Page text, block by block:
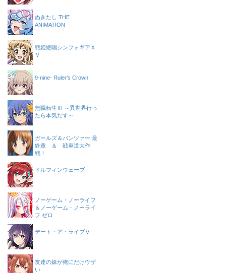
ぬきたし THE
ANIMATION
戦姫絶唱シンフォギアＸ
Ｖ
9-nine- Ruler’s Crown
無職転生Ⅲ ～異世界行っ
たら本気だす～
ガールズ＆パンツァー 最
終章 ＆ 戦車道大作
戦！
ドルフィンウェーブ
ノーゲーム・ノーライフ
＆ノーゲーム・ノーライ
フ ゼロ
デート・ア・ライブⅤ
友達の妹が俺にだけウザ
い